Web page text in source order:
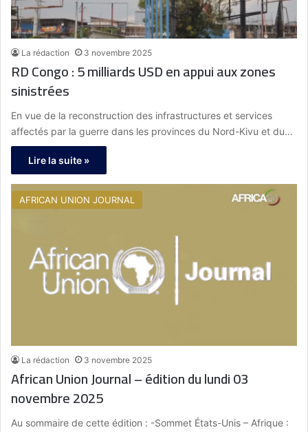
La rédaction 3 novembre 2025
RD Congo : 5 milliards USD en appui aux zones
sinistrées
En vue de la reconstruction des infrastructures et services
affectés par la guerre dans les provinces du Nord-Kivu et du…
Lire la suite »
AFRICAN UNION JOURNAL
La rédaction 3 novembre 2025
African Union Journal – édition du lundi 03
novembre 2025
Au sommaire de cette édition : -Sommet États-Unis – Afrique :